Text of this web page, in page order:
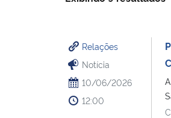
Relações
Notícia
10/06/2026
12:00